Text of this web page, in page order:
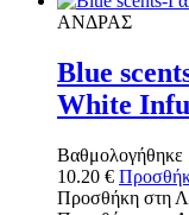
ΑΝΔΡΑΣ
Blue
White
Βαθμολογήθηκε
10.20 €
Προσθήκη στη